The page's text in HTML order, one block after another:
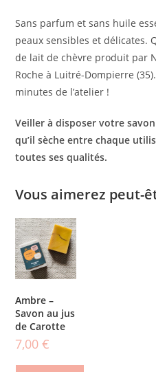
Sans parfum et sans huile
peaux sensibles et délicates.
de lait de chèvre produit par
Roche à Luitré-Dompierre
minutes de l’atelier !
Veiller à disposer votre
qu’il sèche entre chaque
toutes ses qualités.
Vous aimerez peut-
Ambre –
Savon au jus
de Carotte
7,00€